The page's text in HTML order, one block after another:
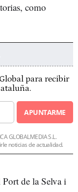
como
para recibir
APUNTARME
GLOBALMEDIA S.L.
noticias de actualidad.
de la Selva i